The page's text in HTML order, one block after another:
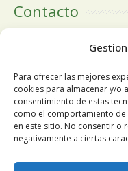
Para ofrecer las mejores
cookies para almacenar y/o
consentimiento de estas
como el comportamiento de
en este sitio. No consentir o
negativamente a ciertas
Contacto
Calle Doctor Calero,
Tlfn: +34 91 196 19 63